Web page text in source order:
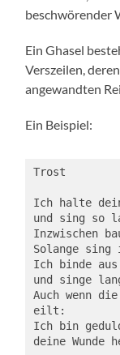
beschwörender
Ein Ghasel
Verszeilen,
angewandten
Ein Beispiel:
Trost
Ich halte
und sing so
Inzwischen
Solange
Ich binde aus
und singe
Auch wenn
eilt:
Ich bin
deine Wunde